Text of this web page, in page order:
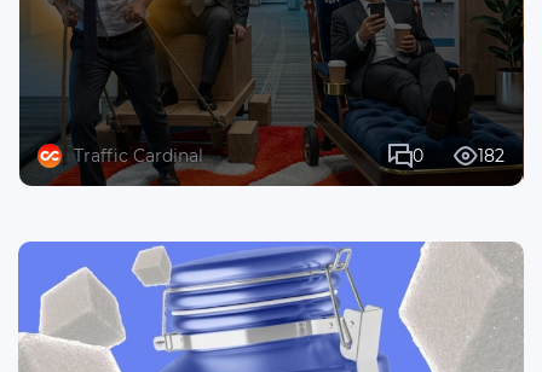
Traffic Cardinal 0 182